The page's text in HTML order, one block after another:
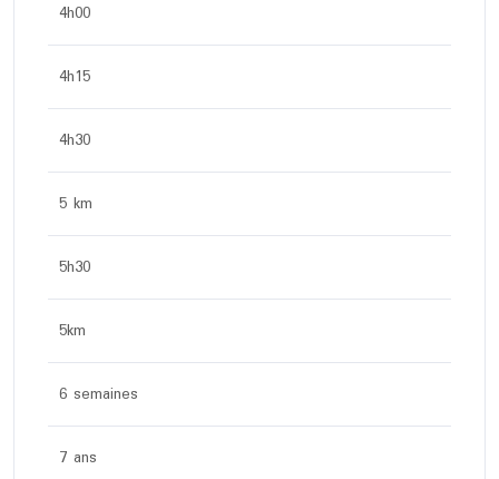
4h00
4h15
4h30
5 km
5h30
5km
6 semaines
7 ans